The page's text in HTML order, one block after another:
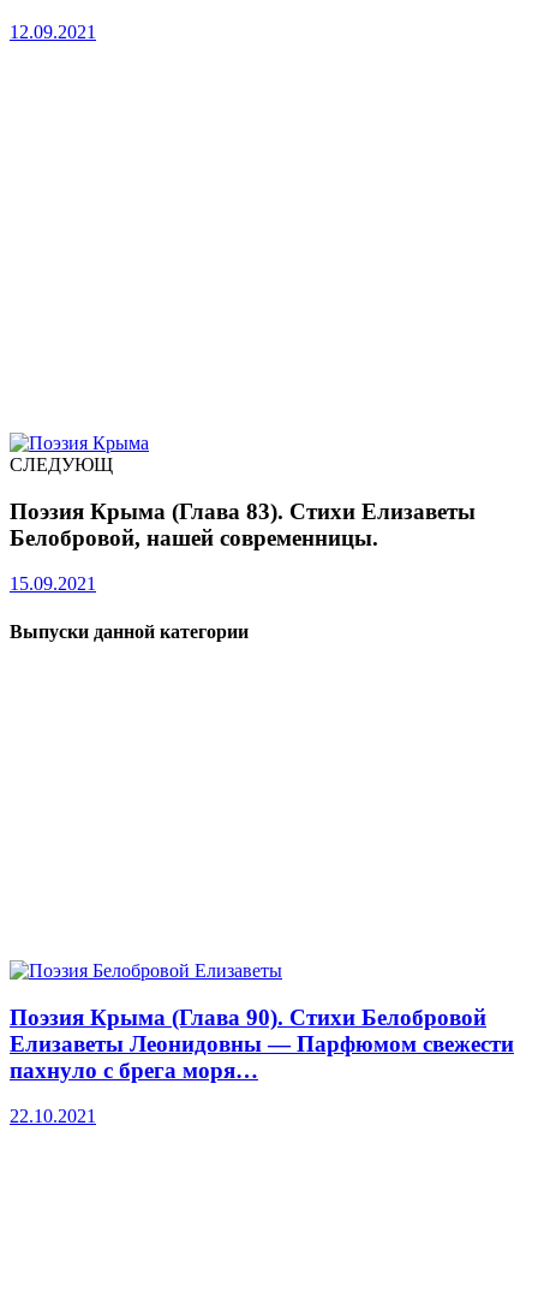
12.09.2021
СЛЕДУЮЩ
Поэзия Крыма (Глава 83). Стихи Елизаветы
Белобровой, нашей современницы.
15.09.2021
Выпуски данной категории
Поэзия Крыма (Глава 90). Стихи Белобровой
Елизаветы Леонидовны — Парфюмом свежести
пахнуло с брега моря…
22.10.2021